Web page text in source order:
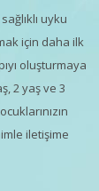
uyku
için daha ilk
oluşturmaya
2 yaş ve 3
iletişime